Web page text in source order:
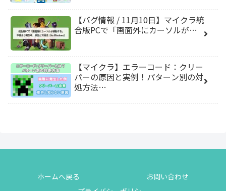
【バグ情報 / 11月10日】マイクラ統
合版PCで「画面外にカーソルが…
【マイクラ】エラーコード：クリー
パーの原因と実例！パターン別の対
処方法…
ホームへ戻る
お問い合わせ